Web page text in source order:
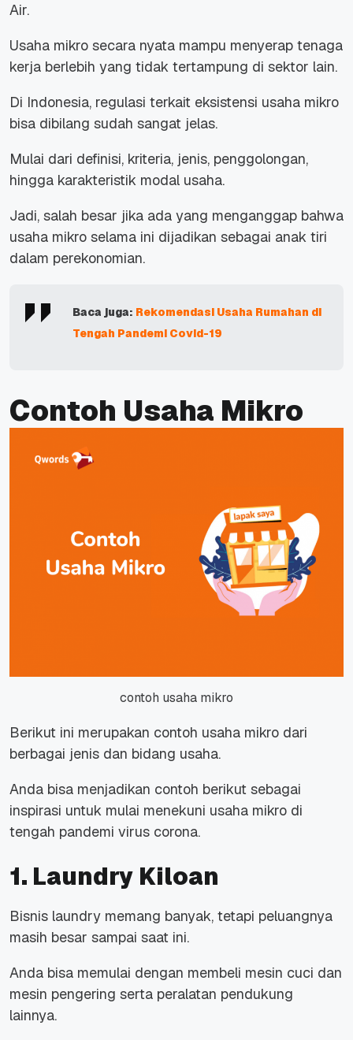
Air.
Usaha mikro secara nyata mampu menyerap tenaga
kerja berlebih yang tidak tertampung di sektor lain.
Di Indonesia, regulasi terkait eksistensi usaha mikro
bisa dibilang sudah sangat jelas.
Mulai dari definisi, kriteria, jenis, penggolongan,
hingga karakteristik modal usaha.
Jadi, salah besar jika ada yang menganggap bahwa
usaha mikro selama ini dijadikan sebagai anak tiri
dalam perekonomian.
Baca juga: Rekomendasi Usaha Rumahan di
Tengah Pandemi Covid-19
Contoh Usaha Mikro
contoh usaha mikro
Berikut ini merupakan contoh usaha mikro dari
berbagai jenis dan bidang usaha.
Anda bisa menjadikan contoh berikut sebagai
inspirasi untuk mulai menekuni usaha mikro di
tengah pandemi virus corona.
1. Laundry Kiloan
Bisnis laundry memang banyak, tetapi peluangnya
masih besar sampai saat ini.
Anda bisa memulai dengan membeli mesin cuci dan
mesin pengering serta peralatan pendukung
lainnya.